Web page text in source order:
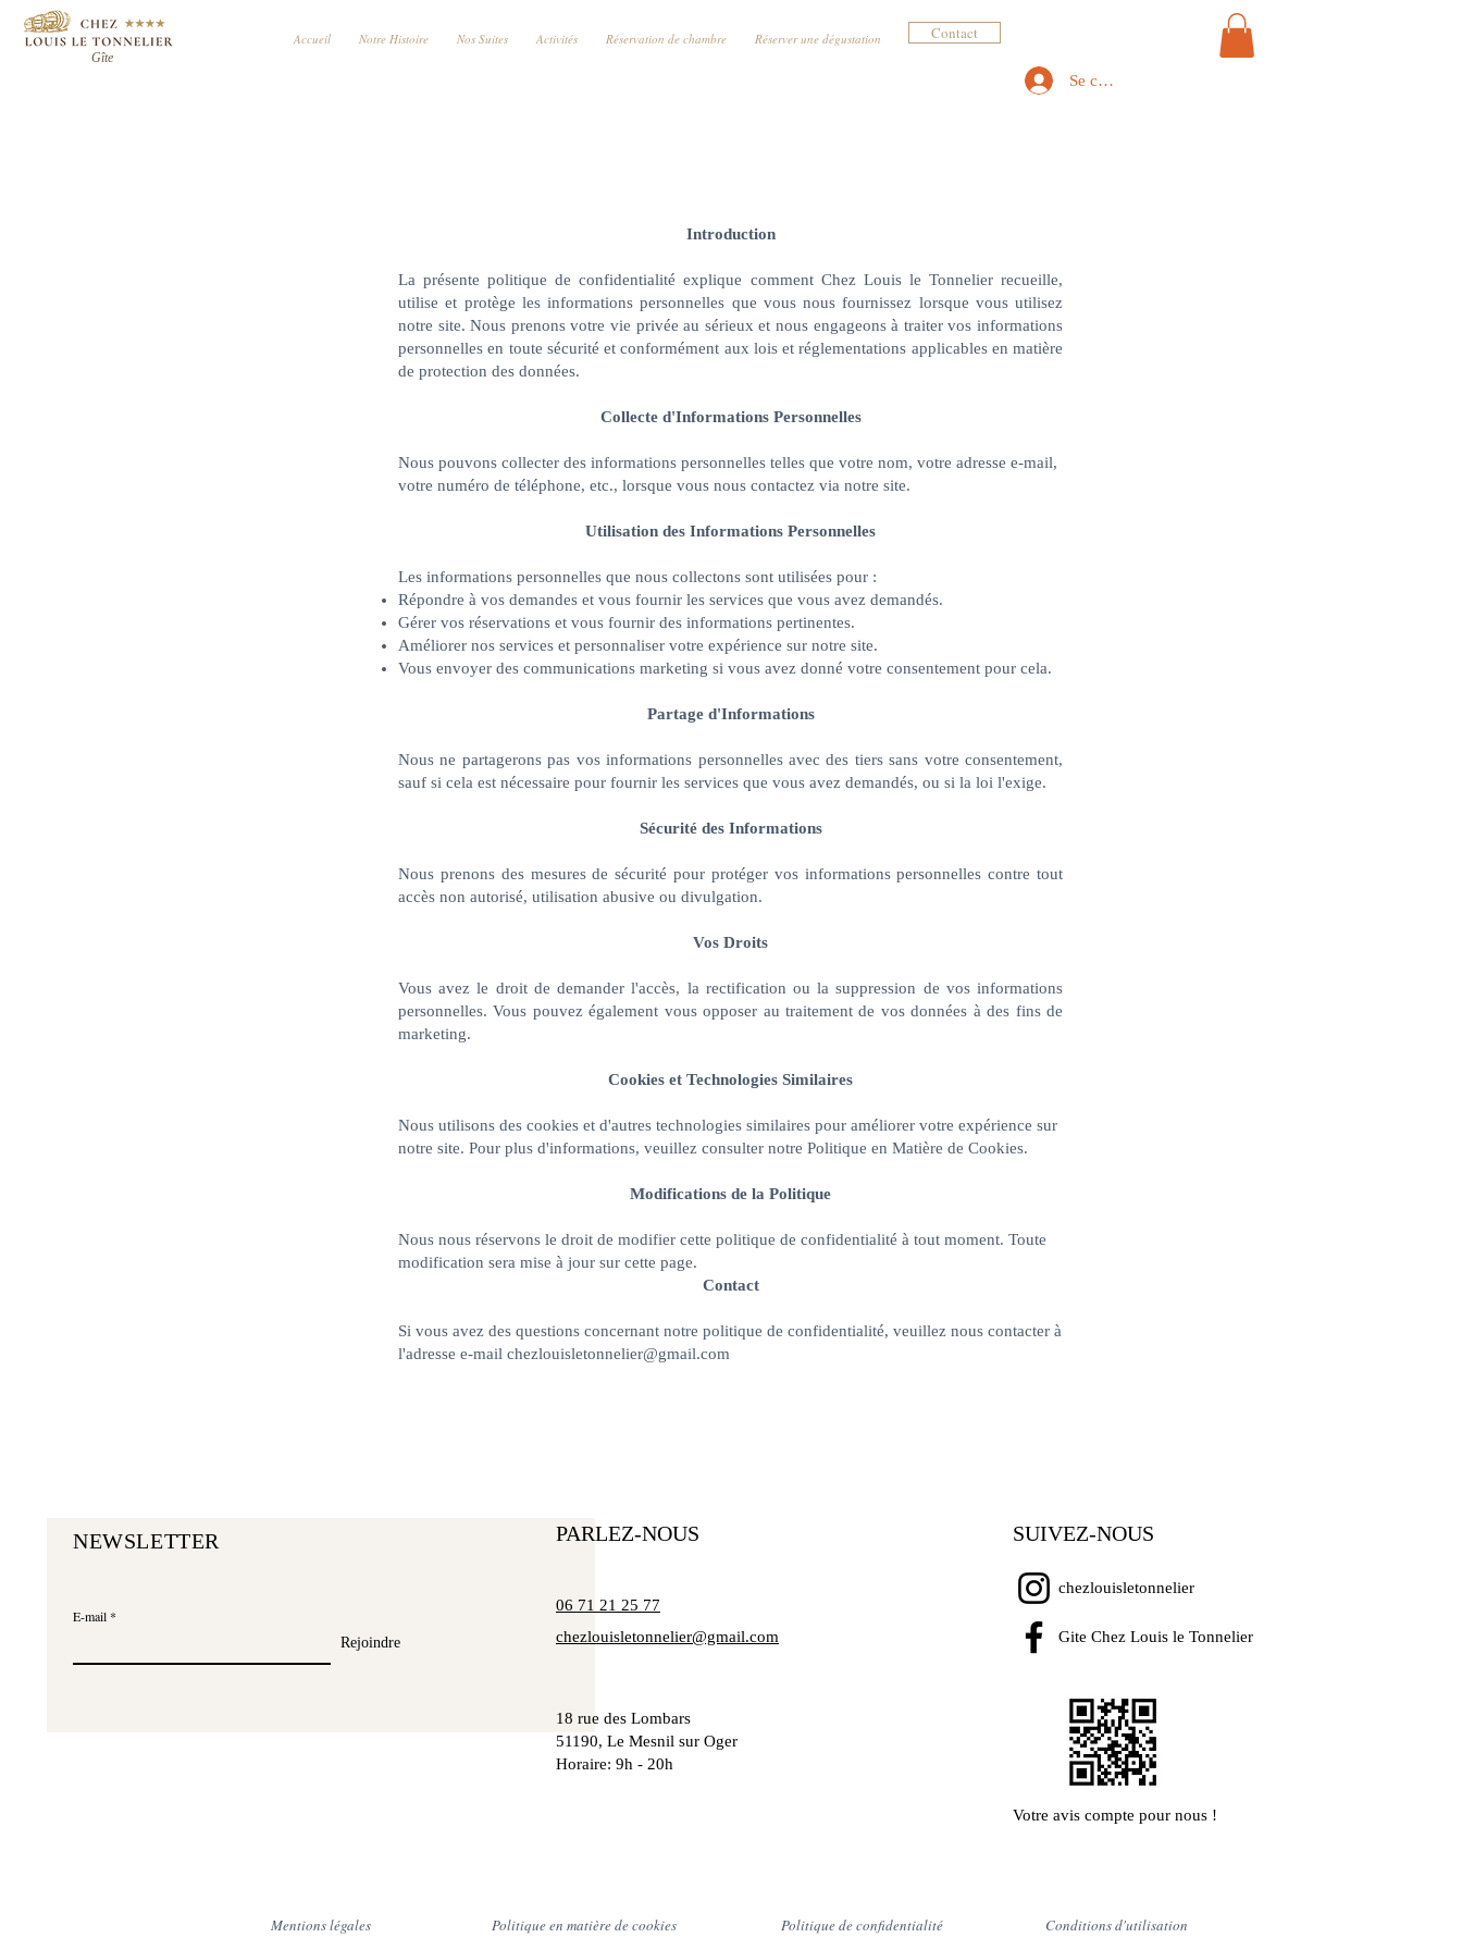
Gîte
Accueil Notre Histoire Nos Suites Activités Réservation de chambre Réserver une dégustation Contact
Se connecter
Introduction
La présente politique de confidentialité explique comment Chez Louis le Tonnelier recueille,
utilise et protège les informations personnelles que vous nous fournissez lorsque vous utilisez
notre site. Nous prenons votre vie privée au sérieux et nous engageons à traiter vos informations
personnelles en toute sécurité et conformément aux lois et réglementations applicables en matière
de protection des données.
Collecte d'Informations Personnelles
Nous pouvons collecter des informations personnelles telles que votre nom, votre adresse e-mail,
votre numéro de téléphone, etc., lorsque vous nous contactez via notre site.
Utilisation des Informations Personnelles
Les informations personnelles que nous collectons sont utilisées pour :
Répondre à vos demandes et vous fournir les services que vous avez demandés.
Gérer vos réservations et vous fournir des informations pertinentes.
Améliorer nos services et personnaliser votre expérience sur notre site.
Vous envoyer des communications marketing si vous avez donné votre consentement pour cela.
Partage d'Informations
Nous ne partagerons pas vos informations personnelles avec des tiers sans votre consentement,
sauf si cela est nécessaire pour fournir les services que vous avez demandés, ou si la loi l'exige.
Sécurité des Informations
Nous prenons des mesures de sécurité pour protéger vos informations personnelles contre tout
accès non autorisé, utilisation abusive ou divulgation.
Vos Droits
Vous avez le droit de demander l'accès, la rectification ou la suppression de vos informations
personnelles. Vous pouvez également vous opposer au traitement de vos données à des fins de
marketing.
Cookies et Technologies Similaires
Nous utilisons des cookies et d'autres technologies similaires pour améliorer votre expérience sur
notre site. Pour plus d'informations, veuillez consulter notre Politique en Matière de Cookies.
Modifications de la Politique
Nous nous réservons le droit de modifier cette politique de confidentialité à tout moment. Toute
modification sera mise à jour sur cette page.
Contact
Si vous avez des questions concernant notre politique de confidentialité, veuillez nous contacter à
l'adresse e-mail chezlouisletonnelier@gmail.com
NEWSLETTER
E-mail
Rejoindre
PARLEZ-NOUS
06 71 21 25 77
chezlouisletonnelier@gmail.com
18 rue des Lombars
51190, Le Mesnil sur Oger
Horaire: 9h - 20h
SUIVEZ-NOUS
chezlouisletonnelier
Gite Chez Louis le Tonnelier
Votre avis compte pour nous !
Mentions légales Politique en matière de cookies Politique de confidentialité Conditions d'utilisation